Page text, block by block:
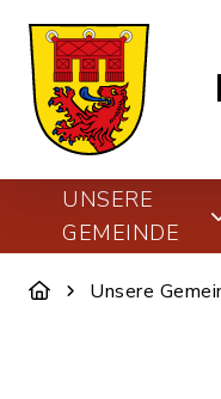
UNSERE
GEMEINDE
Unsere